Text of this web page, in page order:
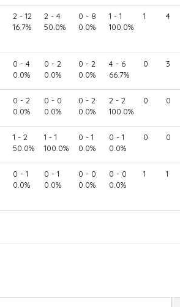
2 - 12
16.7%
2 - 4
50.0%
0 - 8
0.0%
1 - 1
100.0%
1 4
0 - 4
0.0%
0 - 2
0.0%
0 - 2
0.0%
4 - 6
66.7%
0 3
0 - 2
0.0%
0 - 0
0.0%
0 - 2
0.0%
2 - 2
100.0%
0 0
1 - 2
50.0%
1 - 1
100.0%
0 - 1
0.0%
0 - 1
0.0%
0 0
0 - 1
0.0%
0 - 1
0.0%
0 - 0
0.0%
0 - 0
0.0%
1 1